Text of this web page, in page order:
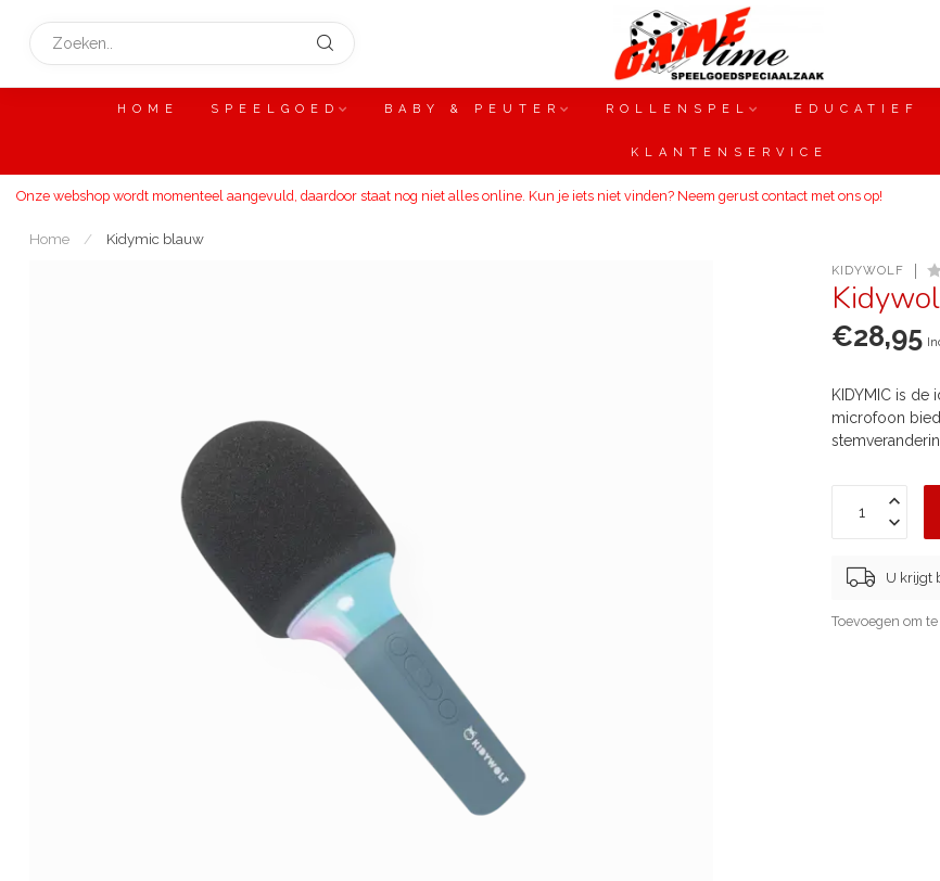
HOME SPEELGOED BABY & PEUTER ROLLENSPEL EDUCATIEF
KLANTENSERVICE
Onze webshop wordt momenteel aangevuld, daardoor staat nog niet alles online. Kun je iets niet vinden? Neem gerust contact met ons op!
Home / Kidymic blauw
KIDYWOLF
€28,95
KIDYMIC is
microfoon
U krijgt
Toevoegen om